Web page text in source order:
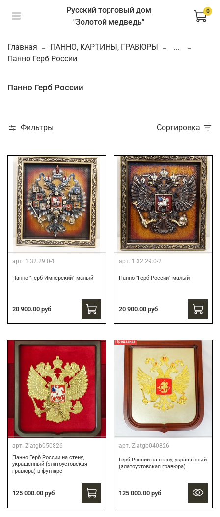
Русский торговый дом
"Золотой медведь"
0
Главная ПАННО, КАРТИНЫ, ГРАВЮРЫ
...
Панно Герб России
Панно Герб России
Фильтры Сортировка
арт. 1.32.29.0-1
Панно "Герб Имперский" малый
20 900.00 руб
арт. 1.32.29.0-2
Панно "Герб России" малый
20 900.00 руб
арт. Zlatgb050826
Панно Герб России на стену,
украшенный (златоустовская
гравюра) в футляре
125 000.00 руб
Предзаказ
арт. Zlatgb040826
Герб России на стену, украшенный
(златоустовская гравюра)
125 000.00 руб